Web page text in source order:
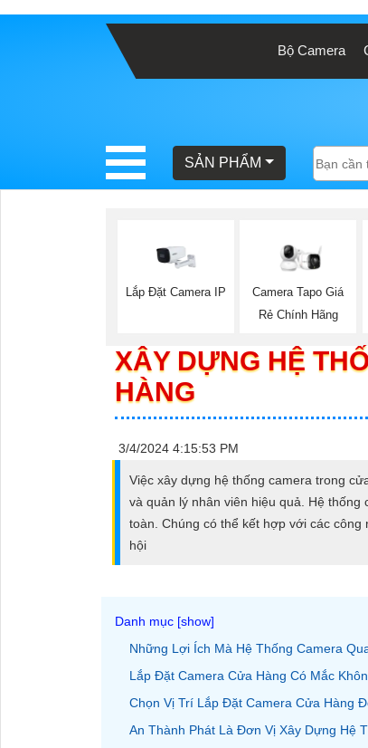
Bộ Camera
SẢN PHẨM
Lắp Đặt Camera IP
Camera Tapo Giá
Rẻ Chính Hãng
XÂY DỰNG HỆ
HÀNG
3/4/2024 4:15:53 PM
Việc xây dựng hệ thống camera trong
và quản lý nhân viên hiệu quả. Hệ
toàn. Chúng có thể kết hợp với các
hội
Những Lợi Ích Mà Hệ Thống Camera
Lắp Đặt Camera Cửa Hàng Có Mắc
Chọn Vị Trí Lắp Đặt Camera Cửa Hàng
An Thành Phát Là Đơn Vị Xây Dựng Hệ